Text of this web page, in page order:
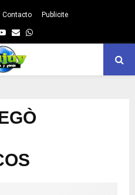
Contacto Publicite
Youtube
EmailWhatsapp